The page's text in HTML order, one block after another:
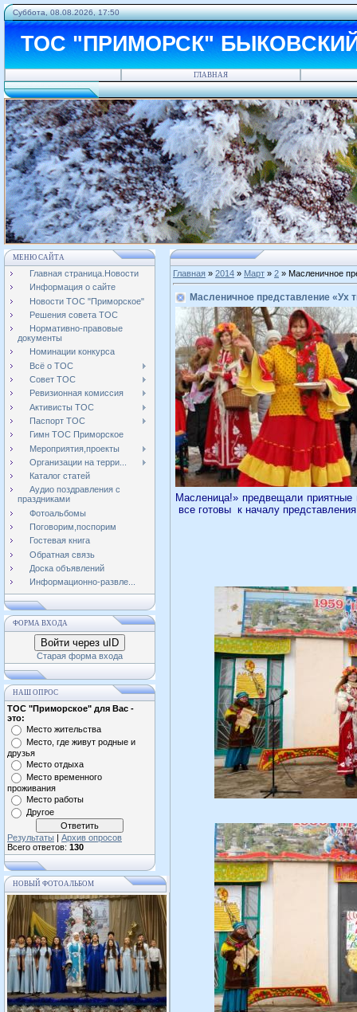
Суббота, 08.08.2026, 17:50
ТОС "ПРИМОРСК"
ГЛАВНАЯ
МЕНЮ САЙТА
Главная страница.Новости
Информация о сайте
Новости ТОС "Приморское"
Решения совета ТОС
Нормативно-правовые
документы
Номинации конкурса
Всё о ТОС
Совет ТОС
Ревизионная комиссия
Активисты ТОС
Паспорт ТОС
Гимн ТОС Приморское
Мероприятия,проекты
Организации на терри...
Каталог статей
Аудио поздравления с
праздниками
Фотоальбомы
Поговорим,поспорим
Гостевая книга
Обратная связь
Доска объявлений
Информационно-развле...
ФОРМА ВХОДА
Войти через uID
Старая форма входа
НАШ ОПРОС
ТОС "Приморское" для Вас -
это:
Место жительства
Место, где живут родные и
друзья
Место отдыха
Место временного
проживания
Место работы
Другое
Результаты | Архив опросов
Всего ответов: 130
НОВЫЙ ФОТОАЛЬБОМ
Главная » 2014 » Март » 2 » Масленичное
Масленичное представление «Ух
Масленица!» предвещали
все готовы к началу